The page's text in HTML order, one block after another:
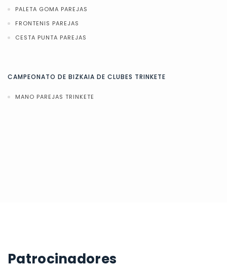
PALETA GOMA PAREJAS
FRONTENIS PAREJAS
CESTA PUNTA PAREJAS
CAMPEONATO DE BIZKAIA DE CLUBES TRINKETE
MANO PAREJAS TRINKETE
Patrocinadores